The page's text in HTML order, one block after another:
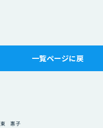
一覧ページに戻
東 惠子